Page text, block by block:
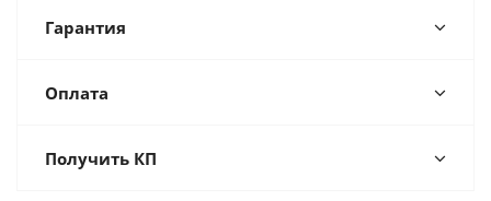
Гарантия
Оплата
Получить КП